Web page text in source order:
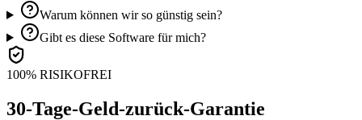
Warum können wir so günstig sein?
Gibt es diese Software für mich?
100% RISIKOFREI
30-Tage-Geld-zurück-Garantie